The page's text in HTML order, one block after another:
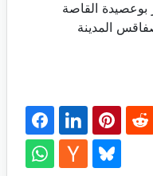
كلم 3 مركز بوعصيدة القاصة
المدينة